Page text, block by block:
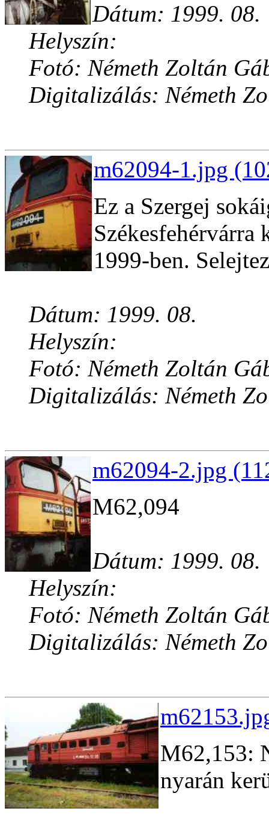
Dátum: 1999. 08.
Helyszín:
Fotó: Németh Zoltán
Digitalizálás: Németh
m62094-1.jpg
Ez a Szergej
1999-ben.
Dátum: 1999. 08.
Helyszín:
Fotó: Németh Zoltán
Digitalizálás: Németh
m62094-2.jpg
M62,094
Dátum: 1999. 08.
Helyszín:
Fotó: Németh Zoltán
Digitalizálás: Németh
M62,153:
nyarán